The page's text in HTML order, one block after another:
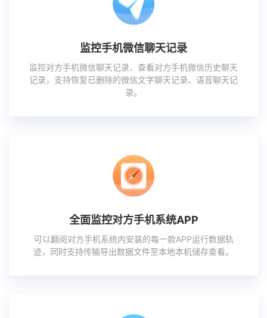
监控手机微信聊天记录
监控对方手机微信聊天记录、查看对方手机微信历史聊天
记录，支持恢复已删除的微信文字聊天记录、语音聊天记
录。
全面监控对方手机系统APP
可以翻阅对方手机系统内安装的每一款APP运行数据轨
迹，同时支持传输导出数据文件至本地本机储存查看。